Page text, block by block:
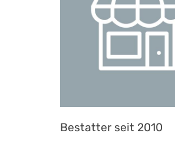
Bestatter seit 2010